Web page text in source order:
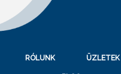
RÓLUNK ÜZLETEK